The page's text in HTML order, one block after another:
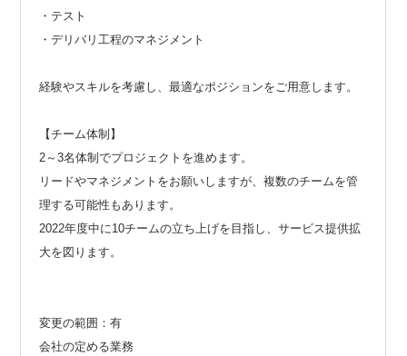
・テスト
・デリバリ工程のマネジメント
経験やスキルを考慮し、最適なポジションをご用意します。
【チーム体制】
2～3名体制でプロジェクトを進めます。
リードやマネジメントをお願いしますが、複数のチームを管
理する可能性もあります。
2022年度中に10チームの立ち上げを目指し、サービス提供拡
大を図ります。
変更の範囲：有
会社の定める業務